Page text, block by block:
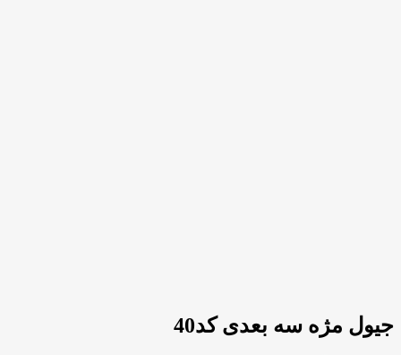
جیول مژه سه بعدی کد40